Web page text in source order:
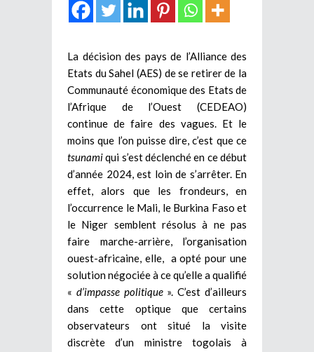
La décision des pays de l’Alliance des
Etats du Sahel (AES) de se retirer de la
Communauté économique des Etats de
l’Afrique de l’Ouest (CEDEAO)
continue de faire des vagues. Et le
moins que l’on puisse dire, c’est que ce
tsunamiqui s’est déclenché en ce début
d’année 2024, est loin de s’arrêter. En
effet, alors que les frondeurs, en
l’occurrence le Mali, le Burkina Faso et
le Niger semblent résolus à ne pas
faire marche-arrière, l’organisation
ouest-africaine, elle, a opté pour une
solution négociée à ce qu’elle a qualifié
« d’impasse politique». C’est d’ailleurs
dans cette optique que certains
observateurs ont situé la visite
discrète d’un ministre togolais à